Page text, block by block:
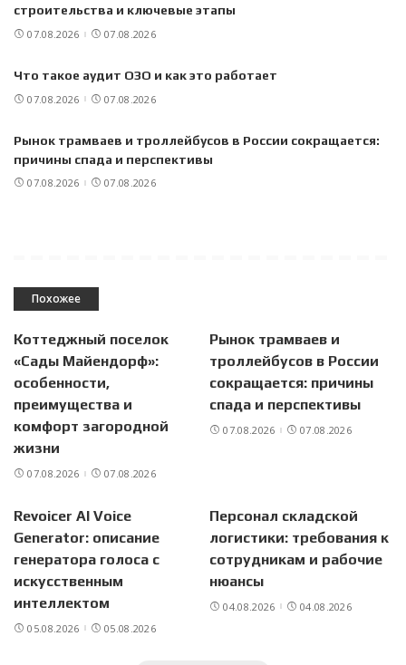
строительства и ключевые этапы
07.08.2026 07.08.2026
Что такое аудит ОЗО и как это работает
07.08.2026 07.08.2026
Рынок трамваев и троллейбусов в России сокращается:
причины спада и перспективы
07.08.2026 07.08.2026
Похожее
Коттеджный поселок
«Сады Майендорф»:
особенности,
преимущества и
комфорт загородной
жизни
07.08.2026 07.08.2026
Рынок трамваев и
троллейбусов в России
сокращается: причины
спада и перспективы
07.08.2026 07.08.2026
Revoicer AI Voice
Generator: описание
генератора голоса с
искусственным
интеллектом
05.08.2026 05.08.2026
Персонал складской
логистики: требования к
сотрудникам и рабочие
нюансы
04.08.2026 04.08.2026